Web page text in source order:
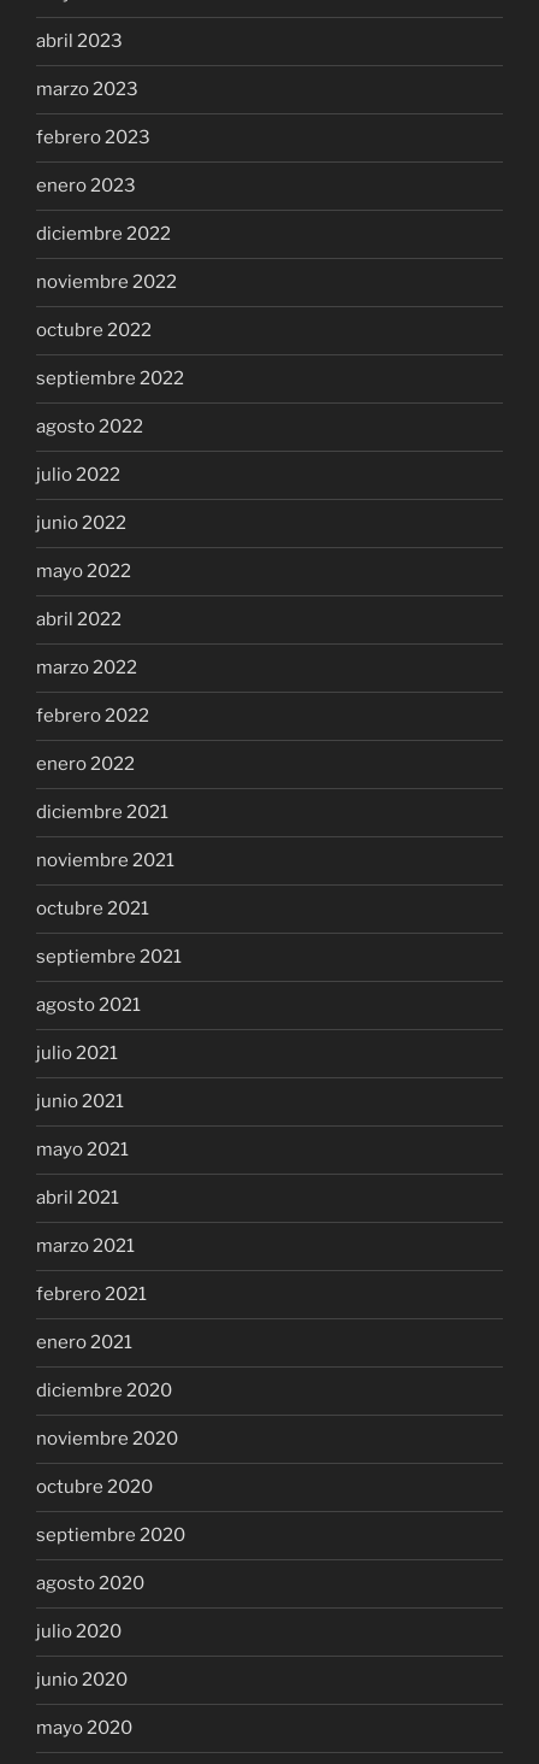
abril 2023
marzo 2023
febrero 2023
enero 2023
diciembre 2022
noviembre 2022
octubre 2022
septiembre 2022
agosto 2022
julio 2022
junio 2022
mayo 2022
abril 2022
marzo 2022
febrero 2022
enero 2022
diciembre 2021
noviembre 2021
octubre 2021
septiembre 2021
agosto 2021
julio 2021
junio 2021
mayo 2021
abril 2021
marzo 2021
febrero 2021
enero 2021
diciembre 2020
noviembre 2020
octubre 2020
septiembre 2020
agosto 2020
julio 2020
junio 2020
mayo 2020